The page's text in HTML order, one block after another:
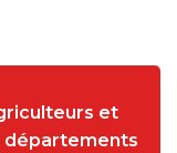
et
départements